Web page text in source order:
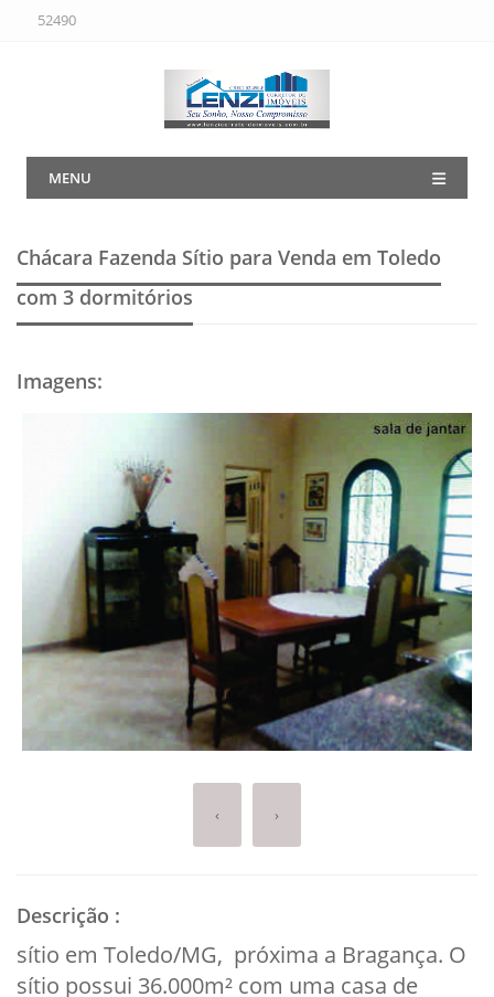
52490
MENU
Chácara Fazenda Sítio para Venda em Toledo
com 3 dormitórios
Imagens:
‹ ›
Descrição :
sítio em Toledo/MG, próxima a Bragança. O
sítio possui 36.000m² com uma casa de